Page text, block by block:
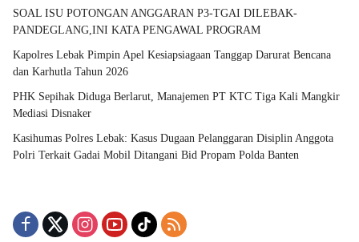
SOAL ISU POTONGAN ANGGARAN P3-TGAI DILEBAK-
PANDEGLANG,INI KATA PENGAWAL PROGRAM
Kapolres Lebak Pimpin Apel Kesiapsiagaan Tanggap Darurat Bencana
dan Karhutla Tahun 2026
PHK Sepihak Diduga Berlarut, Manajemen PT KTC Tiga Kali Mangkir
Mediasi Disnaker
Kasihumas Polres Lebak: Kasus Dugaan Pelanggaran Disiplin Anggota
Polri Terkait Gadai Mobil Ditangani Bid Propam Polda Banten